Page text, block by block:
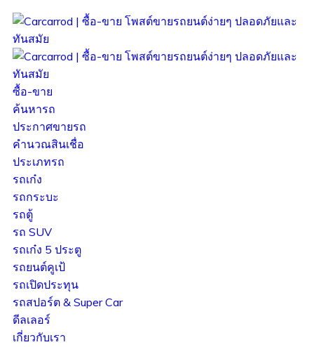
ซื้อ-ขาย
ค้นหารถ
ประกาศขายรถ
คำนวณสินเชื่อ
ประเภทรถ
รถเก๋ง
รถกระบะ
รถตู้
รถ SUV
รถเก๋ง 5 ประตู
รถยนต์คูเป้
รถเปิดประทุน
รถสปอร์ต & Super Car
ดีลเลอร์
เกี่ยวกับเรา